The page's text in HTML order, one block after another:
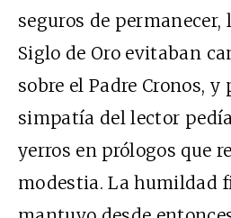
seguros de permanecer,
Siglo de Oro evitaban
sobre el Padre Cronos,
simpatía del lector
yerros en prólogos que
modestia. La humildad